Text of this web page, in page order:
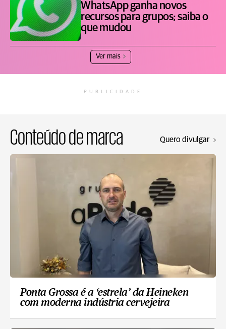
WhatsApp ganha novos
recursos para grupos; saiba o
que mudou
Ver mais
PUBLICIDADE
Conteúdo de marca Quero divulgar
Ponta Grossa é a ‘estrela’ da Heineken
com moderna indústria cervejeira